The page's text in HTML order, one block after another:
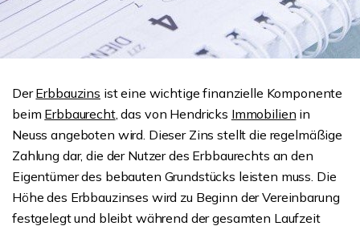
DerErbbauzins ist eine wichtige finanzielle Komponente
beim Erbbaurecht, das von Hendricks Immobilien in
Neuss angeboten wird. Dieser Zins stellt die regelmäßige
Zahlung dar, die der Nutzer des Erbbaurechts an den
Eigentümer des bebauten Grundstücks leisten muss. Die
Höhe des Erbbauzinses wird zu Beginn der Vereinbarung
festgelegt und bleibt während der gesamten Laufzeit